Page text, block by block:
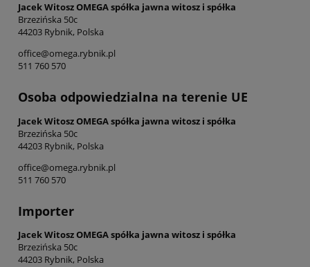
Jacek Witosz OMEGA spółka jawna witosz i spółka
Brzezińska 50c
44203 Rybnik, Polska
office@omega.rybnik.pl
511 760 570
Osoba odpowiedzialna na terenie UE
Jacek Witosz OMEGA spółka jawna witosz i spółka
Brzezińska 50c
44203 Rybnik, Polska
office@omega.rybnik.pl
511 760 570
Importer
Jacek Witosz OMEGA spółka jawna witosz i spółka
Brzezińska 50c
44203 Rybnik, Polska